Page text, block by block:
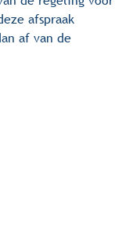
afspraak
af van de